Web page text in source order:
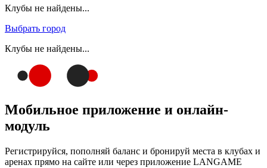
Клубы не найдены...
Выбрать город
Клубы не найдены...
Мобильное приложение и онлайн-
модуль
Регистрируйся, пополняй баланс и бронируй места в клубах и
аренах прямо на сайте или через приложение LANGAME